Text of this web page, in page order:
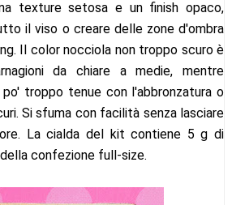
texture setosa e un finish opaco,
il viso o creare delle zone d'ombra
Il color nocciola non troppo scuro è
da chiare a medie, mentre
troppo tenue con l'abbronzatura o
Si sfuma con facilità senza lasciare
La cialda del kit contiene 5 g di
confezione full-size.